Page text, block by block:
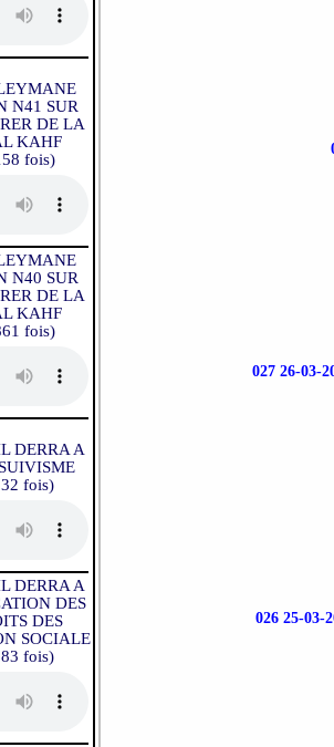
N41 SUR
DE LA
KAHF
fois)
N40 SUR
DE LA
KAHF
fois)
DERRA A
fois)
DERRA A
DES
DES
SOCIALE
fois)
027 26-03-
026 25-